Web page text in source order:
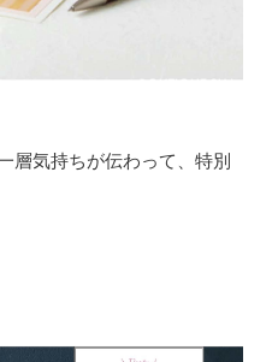
層気持ちが伝わって、特別